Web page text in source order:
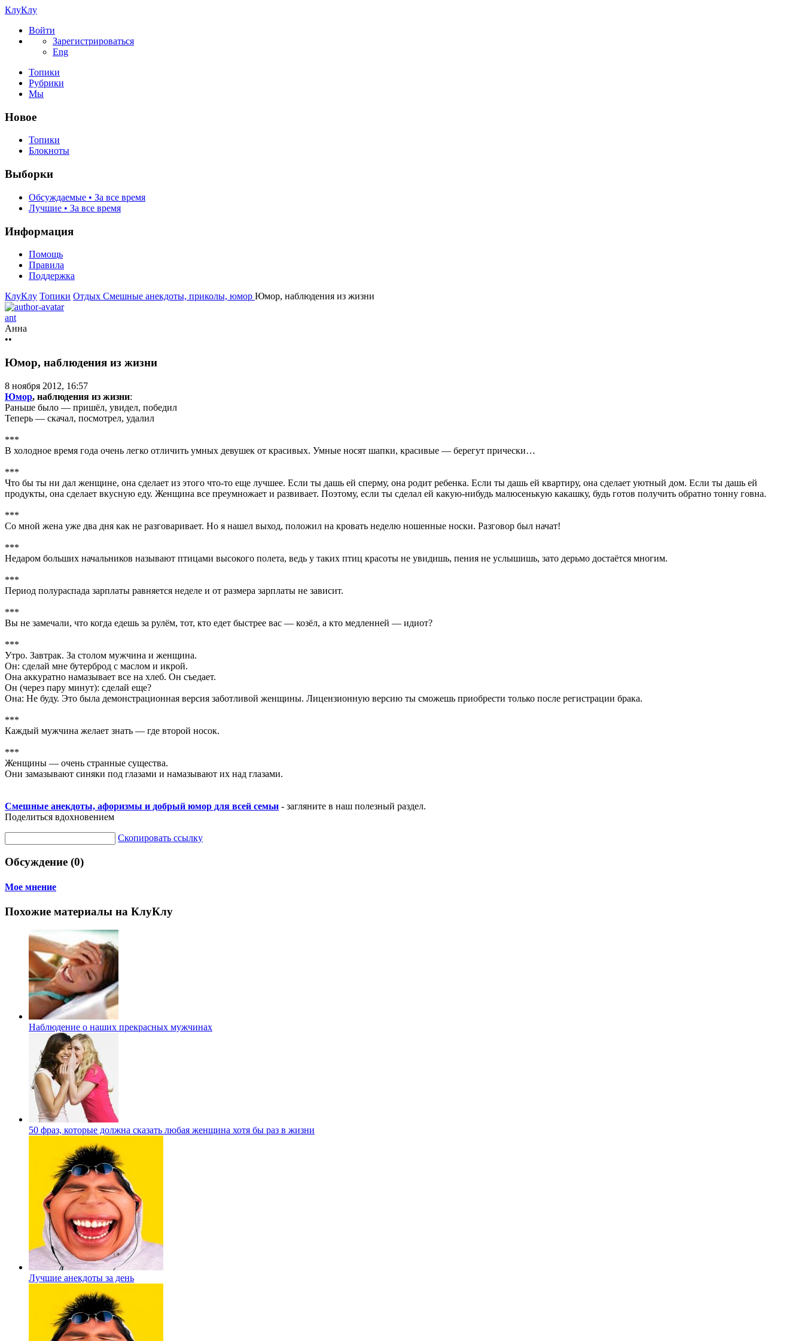
КлуКлу
Войти
Зарегистрироваться
Eng
Топики
Рубрики
Мы
Новое
Топики
Блокноты
Выборки
Обсуждаемые • За все время
Лучшие • За все время
Информация
Помощь
Правила
Поддержка
КлуКлу Топики Отдых Смешные анекдоты, приколы, юмор Юмор, наблюдения из жизни
ant
Анна
••
Юмор, наблюдения из жизни
8 ноября 2012, 16:57
Юмор, наблюдения из жизни:
Раньше было — пришёл, увидел, победил
Теперь — скачал, посмотрел, удалил
***
В холодное время года очень легко отличить умных девушек от красивых. Умные носят шапки, красивые — берегут прически…
***
Что бы ты ни дал женщине, она сделает из этого что-то еще лучшее. Если ты дашь ей сперму, она родит ребенка. Если ты дашь ей квартиру, она сделает уютный дом. Если ты дашь ей
продукты, она сделает вкусную еду. Женщина все преумножает и развивает. Поэтому, если ты сделал ей какую-нибудь малюсенькую какашку, будь готов получить обратно тонну говна.
***
Со мной жена уже два дня как не разговаривает. Но я нашел выход, положил на кровать неделю ношенные носки. Разговор был начат!
***
Недаром больших начальников называют птицами высокого полета, ведь у таких птиц красоты не увидишь, пения не услышишь, зато дерьмо достаётся многим.
***
Период полураспада зарплаты равняется неделе и от размера зарплаты не зависит.
***
Вы не замечали, что когда едешь за рулём, тот, кто едет быстрее вас — козёл, а кто медленней — идиот?
***
Утро. Завтрак. За столом мужчина и женщина.
Он: сделай мне бутерброд с маслом и икрой.
Она аккуратно намазывает все на хлеб. Он съедает.
Он (через пару минут): сделай еще?
Она: Не буду. Это была демонстрационная версия заботливой женщины. Лицензионную версию ты сможешь приобрести только после регистрации брака.
***
Каждый мужчина желает знать — где второй носок.
***
Женщины — очень странные существа.
Они замазывают синяки под глазами и намазывают их над глазами.
Смешные анекдоты, афоризмы и добрый юмор для всей семьи - загляните в наш полезный раздел.
Поделиться вдохновением
Скопировать ссылку
Обсуждение (0)
Мое мнение
Похожие материалы на КлуКлу
Наблюдение о наших прекрасных мужчинах
50 фраз, которые должна сказать любая женщина хотя бы раз в жизни
Лучшие анекдоты за день